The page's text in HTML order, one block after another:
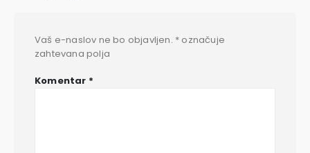
Vaš e-naslov ne bo objavljen. * označuje
zahtevana polja
Komentar *